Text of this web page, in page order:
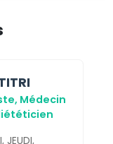
Médecin
JEUDI,